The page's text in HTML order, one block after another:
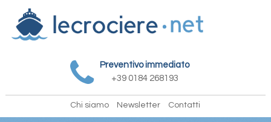
Preventivo immediato
+39 0184 268193
Chi siamo Newsletter Contatti